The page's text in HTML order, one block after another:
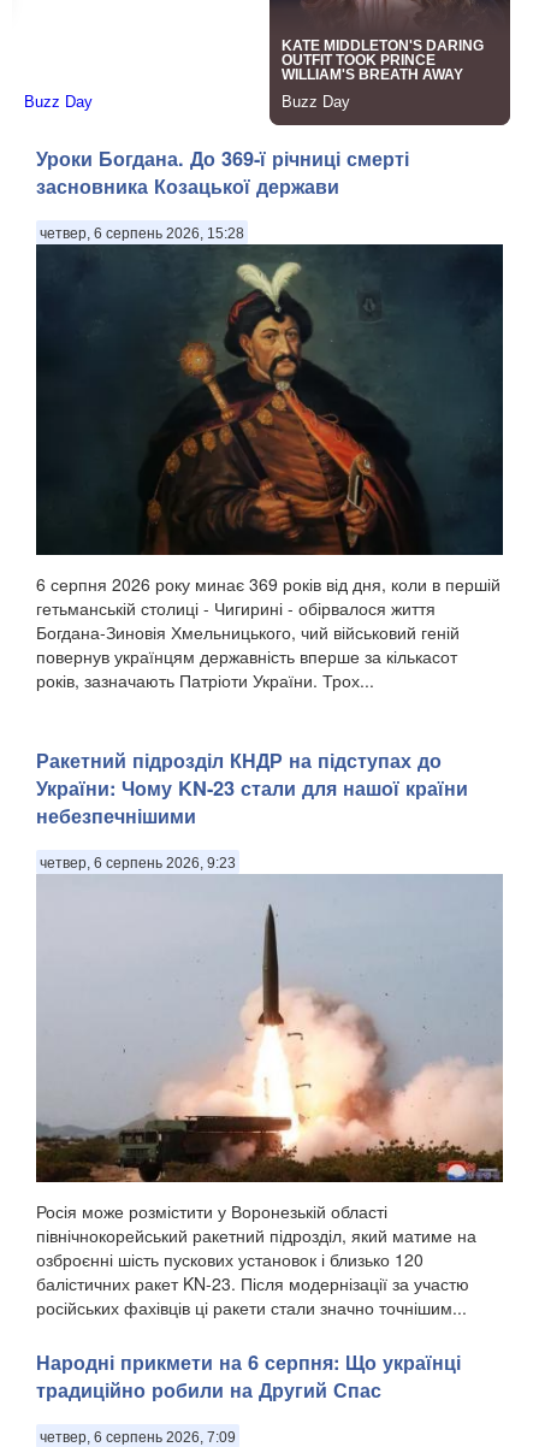
Уроки Богдана. До 369-ї річниці смерті
засновника Козацької держави
четвер, 6 серпень 2026, 15:28
6 серпня 2026 року минає 369 років від дня, коли в першій
гетьманській столиці - Чигирині - обірвалося життя
Богдана-Зиновія Хмельницького, чий військовий геній
повернув українцям державність вперше за кількасот
років, зазначають Патріоти України. Трох...
Ракетний підрозділ КНДР на підступах до
України: Чому KN-23 стали для нашої країни
небезпечнішими
четвер, 6 серпень 2026, 9:23
Росія може розмістити у Воронезькій області
північнокорейський ракетний підрозділ, який матиме на
озброєнні шість пускових установок і близько 120
балістичних ракет KN-23. Після модернізації за участю
російських фахівців ці ракети стали значно точнішим...
Народні прикмети на 6 серпня: Що українці
традиційно робили на Другий Спас
четвер, 6 серпень 2026, 7:09